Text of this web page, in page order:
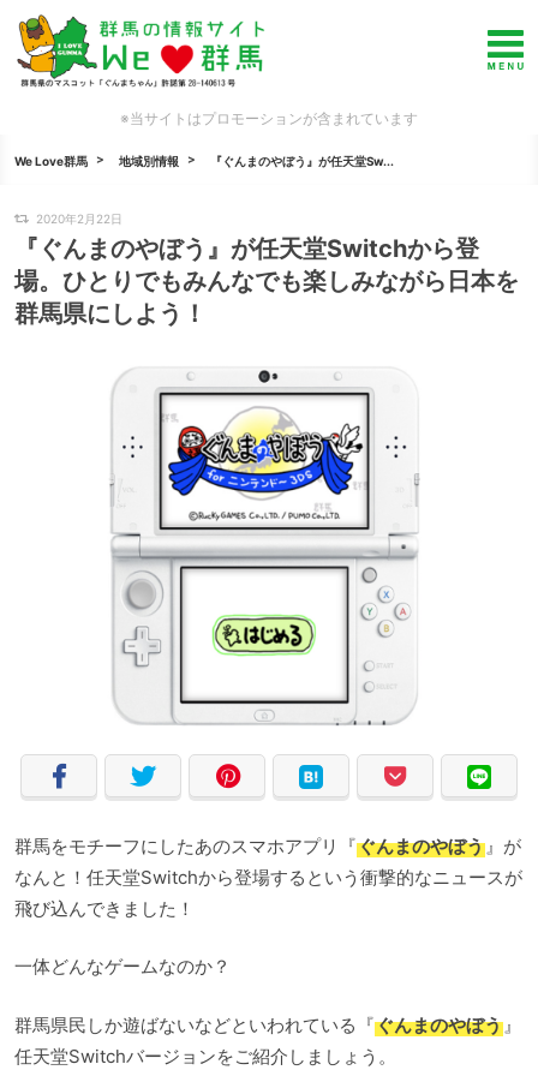
※当サイトはプロモーションが含まれています
We Love群馬 地域別情報 『ぐんまのやぼう』が任天堂Sw...
2020年2月22日
『ぐんまのやぼう』が任天堂Switchから登
場。ひとりでもみんなでも楽しみながら日本を
群馬県にしよう！
群馬をモチーフにしたあのスマホアプリ『ぐんまのやぼう』が
なんと！任天堂Switchから登場するという衝撃的なニュースが
飛び込んできました！
一体どんなゲームなのか？
群馬県民しか遊ばないなどといわれている『ぐんまのやぼう』
任天堂Switchバージョンをご紹介しましょう。